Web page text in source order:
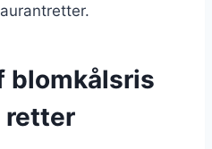
blomkålsris
retter